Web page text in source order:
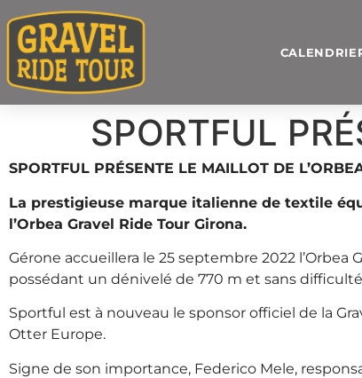
SPORTFUL
RIDE TOUR￼
SPORTFUL PRÉSENTE LE MAILLOT DE
La prestigieuse marque italienne de textile
l’Orbea Gravel Ride Tour Girona.
Gérone accueillera le 25 septembre 2022
possédant un dénivelé de 770 m et sans
Sportful est à nouveau le sponsor officiel de la
Otter Europe.
Signe de son importance, Federico Mele,